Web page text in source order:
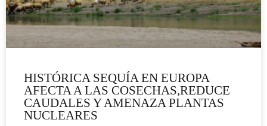
HISTÓRICA SEQUÍA EN EUROPA
AFECTA A LAS COSECHAS,REDUCE
CAUDALES Y AMENAZA PLANTAS
NUCLEARES